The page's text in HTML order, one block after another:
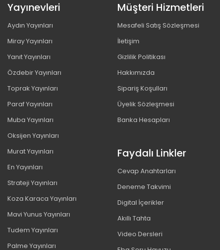
Yayınevleri
Aydın Yayınları
Miray Yayınları
Yanıt Yayınları
Özdebir Yayınları
Toprak Yayınları
Paraf Yayınları
Muba Yayınları
Oksijen Yayınları
Murat Yayınları
En Yayınları
Strateji Yayınları
Koza Karaca Yayınları
Mavi Yunus Yayınları
Tudem Yayınları
Palme Yayınları
Müşteri Hizmetleri
Mesafeli Satış Sözleşmesi
İletişim
Gizlilik Politikası
Hakkımızda
Sipariş Koşulları
Üyelik Sözleşmesi
Banka Hesapları
Faydalı Linkler
Cevap Anahtarları
Deneme Takvimi
Digital İçerikler
Akıllı Tahta
Video Dersleri